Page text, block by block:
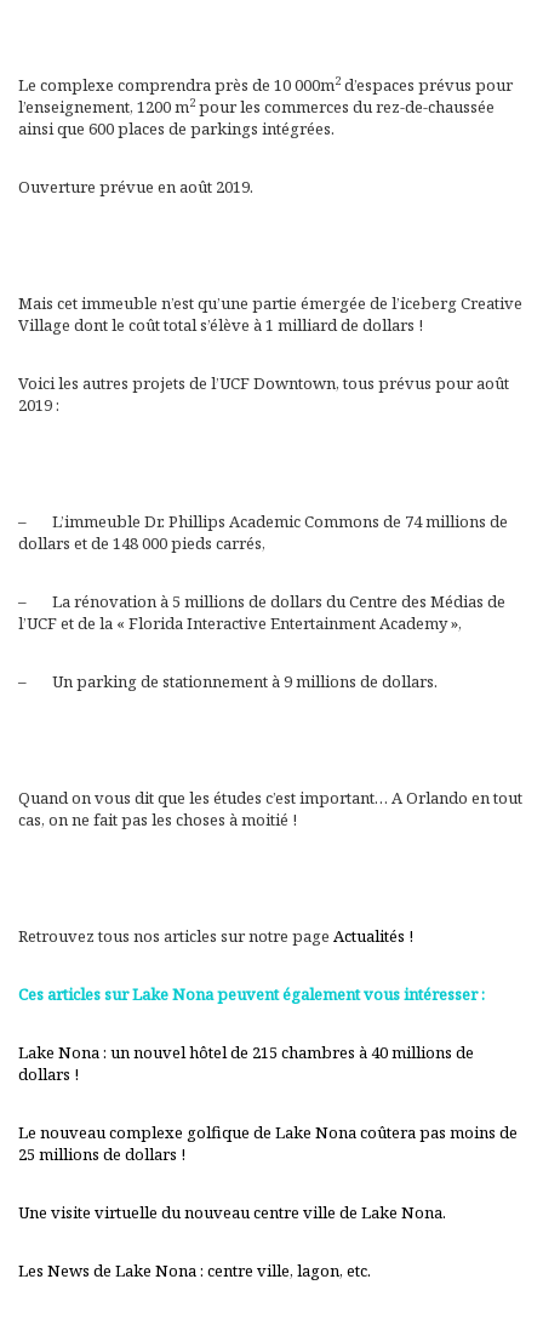
Le complexe comprendra près de 10 000m2 d’espaces prévus pour
l’enseignement, 1200 m2 pour les commerces du rez-de-chaussée
ainsi que 600 places de parkings intégrées.
Ouverture prévue en août 2019.
Mais cet immeuble n’est qu’une partie émergée de l’iceberg Creative
Village dont le coût total s’élève à 1 milliard de dollars !
Voici les autres projets de l’UCF Downtown, tous prévus pour août
2019 :
– L’immeuble Dr. Phillips Academic Commons de 74 millions de
dollars et de 148 000 pieds carrés,
– La rénovation à 5 millions de dollars du Centre des Médias de
l’UCF et de la « Florida Interactive Entertainment Academy »,
– Un parking de stationnement à 9 millions de dollars.
Quand on vous dit que les études c’est important… A Orlando en tout
cas, on ne fait pas les choses à moitié !
Retrouvez tous nos articles sur notre page Actualités !
Ces articles sur Lake Nona peuvent également vous intéresser :
Lake Nona : un nouvel hôtel de 215 chambres à 40 millions de
dollars !
Le nouveau complexe golfique de Lake Nona coûtera pas moins de
25 millions de dollars !
Une visite virtuelle du nouveau centre ville de Lake Nona.
Les News de Lake Nona : centre ville, lagon, etc.